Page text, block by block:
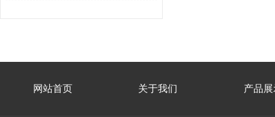
网站首页 关于我们 产品展